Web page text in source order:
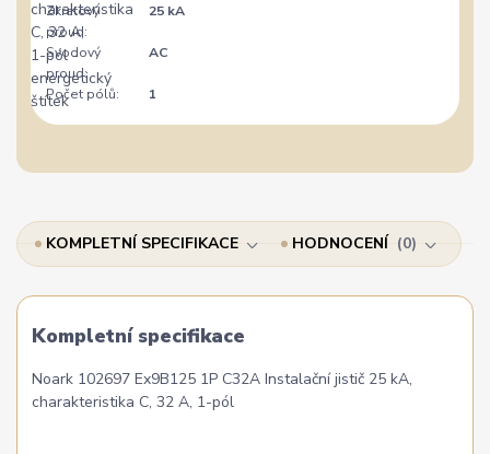
Zkratový
proud:
25 kA
Svodový
proud:
AC
Počet pólů: 1
KOMPLETNÍ SPECIFIKACE HODNOCENÍ 0
Kompletní specifikace
Noark 102697 Ex9B125 1P C32A Instalační jistič 25 kA,
charakteristika C, 32 A, 1-pól